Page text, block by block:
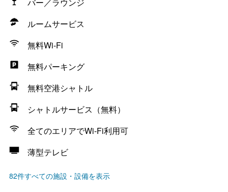
ルームサービス
無料Wi-Fi
無料パーキング
無料空港シャトル
シャトルサービス（無料）
全てのエリアでWi-Fi利用可
薄型テレビ
82件すべての施設・設備を表示